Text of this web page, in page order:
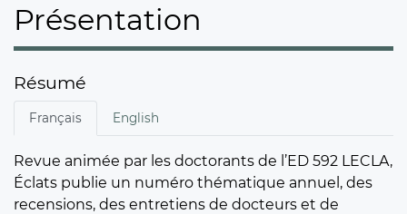
Présentation
Résumé
Français English
Revue animée par les doctorants de l’ED 592 LECLA,
Éclats publie un numéro thématique annuel, des
recensions, des entretiens de docteurs et de